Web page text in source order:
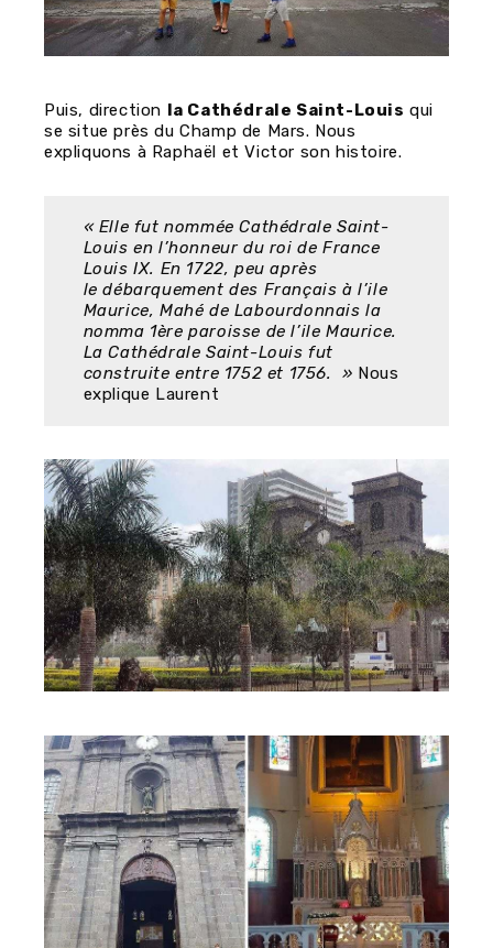
Puis, direction la Cathédrale Saint-Louis qui
se situe près du Champ de Mars. Nous
expliquons à Raphaël et Victor son histoire.
« Elle fut nommée Cathédrale Saint-
Louis en l’honneur du roi de France
Louis IX. En 1722, peu après
le débarquement des Français à l’ile
Maurice, Mahé de Labourdonnais la
nomma 1ère paroisse de l’ile Maurice.
La Cathédrale Saint-Louis fut
construite entre 1752 et 1756. » Nous
explique Laurent